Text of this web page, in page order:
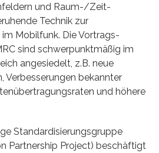
und Raum-/Zeit-
Technik zur
Mobilfunk. Die Vortrags-
sind schwerpunktmäßig im
angesiedelt, z.B. neue
Verbesserungen bekannter
und höhere
Standardisierungsgruppe
Partnership Project) beschäftigt